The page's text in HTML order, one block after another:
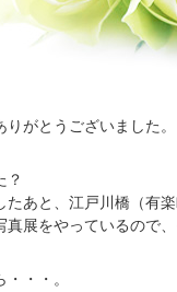
がとうございました。
？
たあと、江戸川橋（有
展をやっているので
・・。